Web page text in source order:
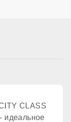
CLASS
идеальное